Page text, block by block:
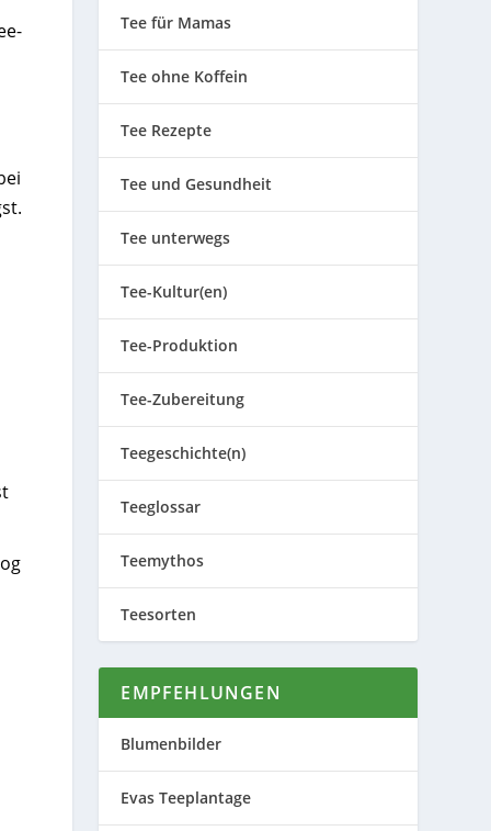
Tee für Mamas
Tee ohne Koffein
Tee Rezepte
Tee und Gesundheit
Tee unterwegs
Tee-Kultur(en)
Tee-Produktion
Tee-Zubereitung
Teegeschichte(n)
Teeglossar
Teemythos
Teesorten
EMPFEHLUNGEN
Blumenbilder
Evas Teeplantage